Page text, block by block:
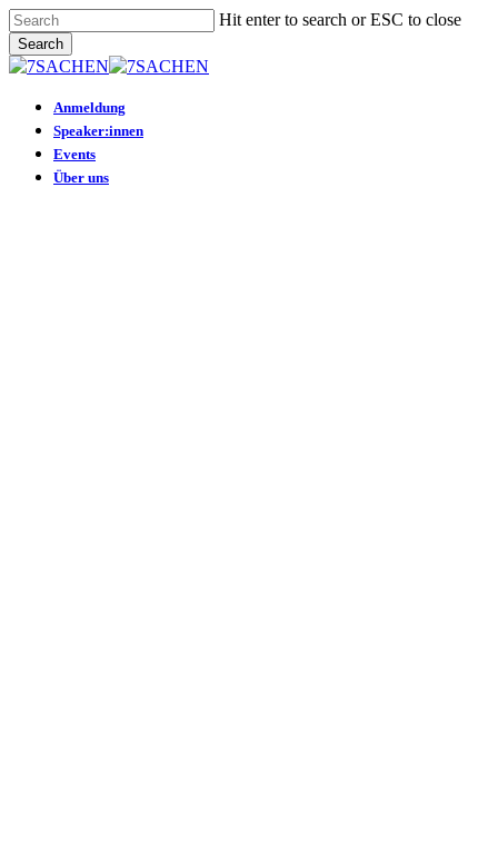
Skip
to
main
Hit enter to search or ESC to close
Search
Close
Menu
Anmeldung
Speaker:innen
Events
Über uns